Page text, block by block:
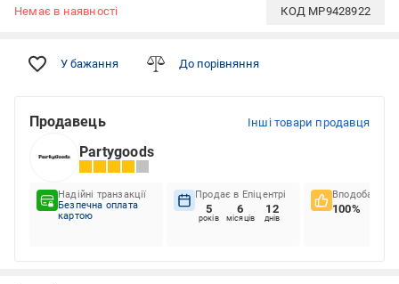
Немає в наявності КОД MP9428922
У бажання До порівняння
Продавець Інші товари продавця
Partygoods
Надійні транзакції
Безпечна оплата
картою
Продає в Епіцентрі
5
років
6
місяців
12
днів
Вподобання
100%